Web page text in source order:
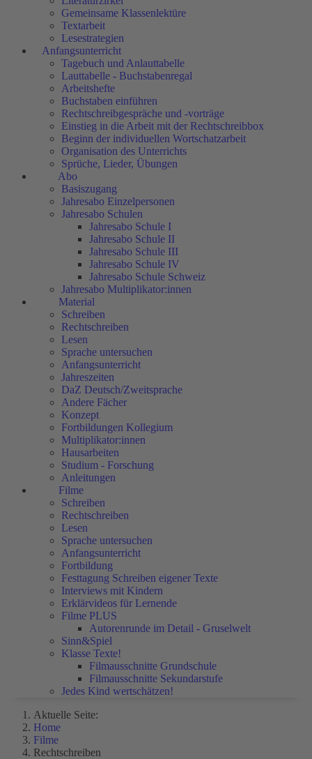
Gemeinsame Klassenlektüre
Textarbeit
Lesestrategien
Anfangsunterricht
Tagebuch und Anlauttabelle
Lauttabelle - Buchstabenregal
Arbeitshefte
Buchstaben einführen
Rechtschreibgespräche und -vorträge
Einstieg in die Arbeit mit der Rechtschreibbox
Beginn der individuellen Wortschatzarbeit
Organisation des Unterrichts
Sprüche, Lieder, Übungen
Abo
Basiszugang
Jahresabo Einzelpersonen
Jahresabo Schulen
Jahresabo Schule I
Jahresabo Schule II
Jahresabo Schule III
Jahresabo Schule IV
Jahresabo Schule Schweiz
Jahresabo Multiplikator:innen
Material
Schreiben
Rechtschreiben
Lesen
Sprache untersuchen
Anfangsunterricht
Jahreszeiten
DaZ Deutsch/Zweitsprache
Andere Fächer
Konzept
Fortbildungen Kollegium
Multiplikator:innen
Hausarbeiten
Studium - Forschung
Anleitungen
Filme
Schreiben
Rechtschreiben
Lesen
Sprache untersuchen
Anfangsunterricht
Fortbildung
Festtagung Schreiben eigener Texte
Interviews mit Kindern
Erklärvideos für Lernende
Filme PLUS
Autorenrunde im Detail - Gruselwelt
Sinn&Spiel
Klasse Texte!
Filmausschnitte Grundschule
Filmausschnitte Sekundarstufe
Jedes Kind wertschätzen!
Aktuelle Seite:
Home
Filme
Rechtschreiben